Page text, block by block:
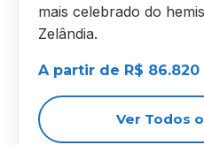
mais celebrado do
Zelândia.
A partir de R$ 86.820
Ver Todos